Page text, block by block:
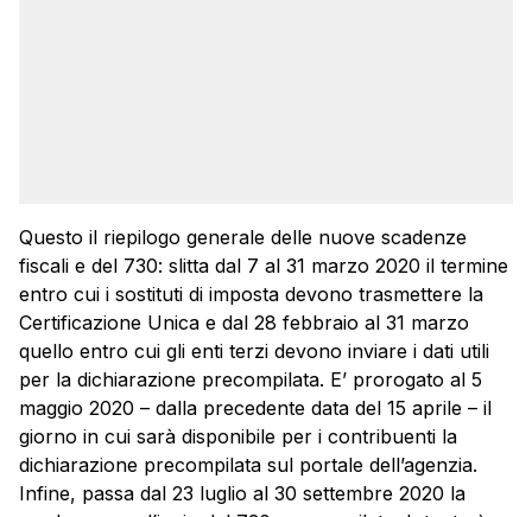
Questo il riepilogo generale delle nuove scadenze
fiscali e del 730: slitta dal 7 al 31 marzo 2020 il termine
entro cui i sostituti di imposta devono trasmettere la
Certificazione Unica e dal 28 febbraio al 31 marzo
quello entro cui gli enti terzi devono inviare i dati utili
per la dichiarazione precompilata. E’ prorogato al 5
maggio 2020 – dalla precedente data del 15 aprile – il
giorno in cui sarà disponibile per i contribuenti la
dichiarazione precompilata sul portale dell’agenzia.
Infine, passa dal 23 luglio al 30 settembre 2020 la